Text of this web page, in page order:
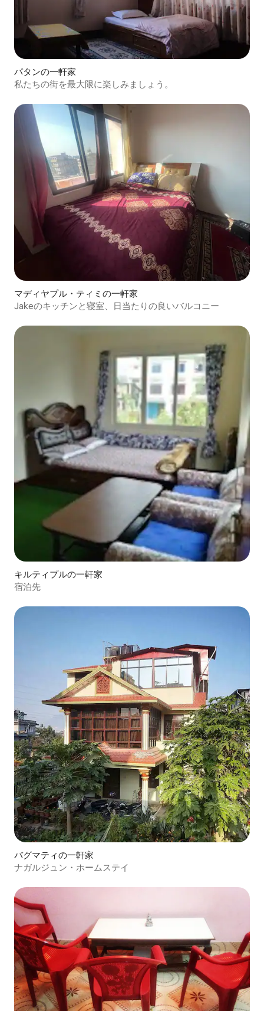
パタンの一軒家
私たちの街を最大限に楽しみましょう。
マディヤプル・ティミの一軒家
Jakeのキッチンと寝室、日当たりの良いバルコニー
キルティプルの一軒家
宿泊先
バグマティの一軒家
ナガルジュン・ホームステイ